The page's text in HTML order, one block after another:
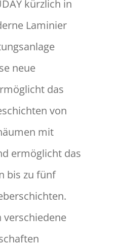
kürzlich in
Laminier
neue
das
von
mit
ermöglicht das
bis zu fünf